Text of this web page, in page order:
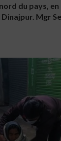
du pays,
Mgr